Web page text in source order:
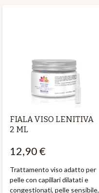
FIALA VISO LENITIVA
2 ML
12,90 €
Trattamento viso adatto per
pelle con capillari dilatati e
congestionati, pelle sensibile,